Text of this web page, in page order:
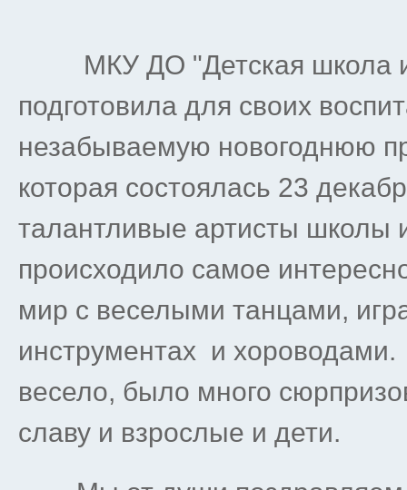
МКУ ДО "Детская школа
подготовила для своих
незабываемую новогоднюю
которая состоялась 23
талантливые артисты школы
происходило самое
мир с веселыми танцами,
инструментах и
весело, было много
славу и взрослые и дети.